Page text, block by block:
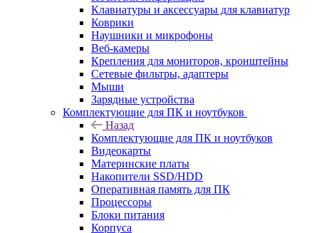
Клавиатуры и аксессуары для клавиатур
Коврики
Наушники и микрофоны
Веб-камеры
Крепления для мониторов, кронштейны
Сетевые фильтры, адаптеры
Мыши
Зарядные устройства
Комплектующие для ПК и ноутбуков
Назад
Комплектующие для ПК и ноутбуков
Видеокарты
Материнские платы
Накопители SSD/HDD
Оперативная память для ПК
Процессоры
Блоки питания
Корпуса